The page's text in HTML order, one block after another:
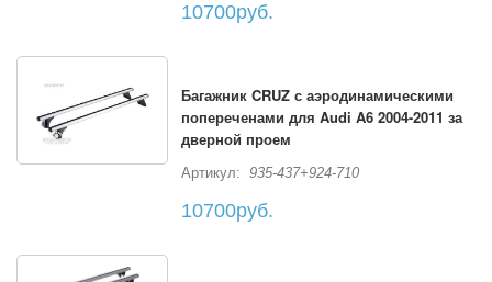
10700руб.
Багажник CRUZ с аэродинамическими
попереченами для Audi A6 2004-2011 за
дверной проем
Артикул: 935-437+924-710
10700руб.